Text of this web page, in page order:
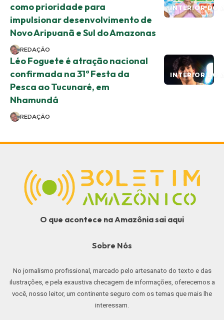
INTERIOR DO
como prioridade para
impulsionar desenvolvimento de
Novo Aripuanã e Sul do Amazonas
REDAÇÃO
INTERIOR DO
Léo Foguete é atração nacional
confirmada na 31ª Festa da
Pesca ao Tucunaré, em
Nhamundá
REDAÇÃO
O que acontece na Amazônia sai aqui
Sobre Nós
No jornalismo profissional, marcado pelo artesanato do texto e das
ilustrações, e pela exaustiva checagem de informações, oferecemos a
você, nosso leitor, um continente seguro com os temas que mais lhe
interessam.